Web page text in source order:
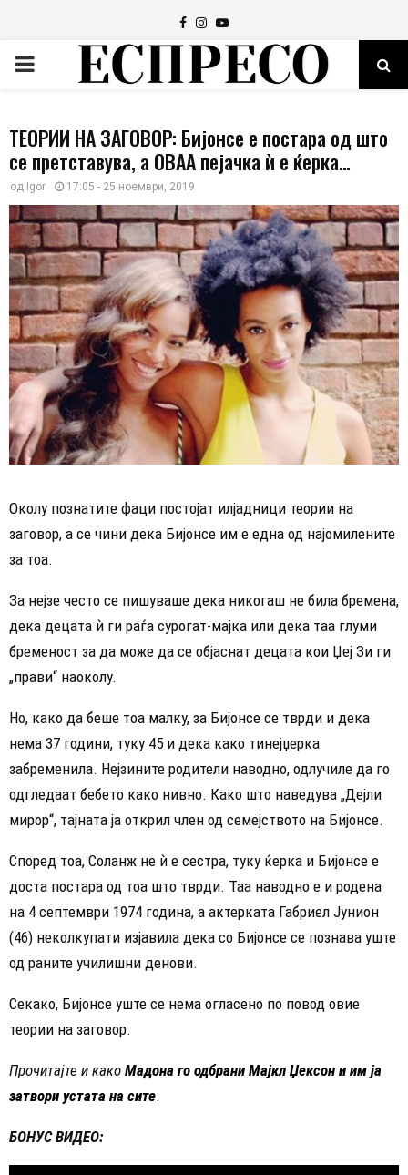
Facebook
Instagram
Youtube
PRIMARY
ТЕОРИИ НА ЗАГОВОР: Бијонсе е постара од што
се претставува, а ОВАА пејачка ѝ е ќерка…
од Igor 17:05 - 25 ноември, 2019
Околу познатите фаци постојат илјадници теории на
заговор, а се чини дека Бијонсе им е една од најомилените
за тоа.
За нејзе често се пишуваше дека никогаш не била бремена,
дека децата ѝ ги раѓа сурогат-мајка или дека таа глуми
бременост за да може да се објаснат децата кои Џеј Зи ги
„прави“ наоколу.
Но, како да беше тоа малку, за Бијонсе се тврди и дека
нема 37 години, туку 45 и дека како тинејџерка
забременила. Нејзините родители наводно, одлучиле да го
одгледаат бебето како нивно. Како што наведува „Дејли
мирор“, тајната ја открил член од семејството на Бијонсе.
Според тоа, Соланж не ѝ е сестра, туку ќерка и Бијонсе е
доста постара од тоа што тврди. Таа наводно е и родена
на 4 септември 1974 година, а актерката Габриел Јунион
(46) неколкупати изјавила дека со Бијонсе се познава уште
од раните училишни денови.
Секако, Бијонсе уште се нема огласено по повод овие
теории на заговор.
Прочитајте и како Мадона го одбрани Мајкл Џексон и им ја
затвори устата на сите.
БОНУС ВИДЕО: